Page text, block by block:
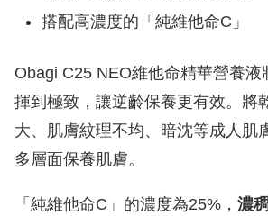
搭配高濃度的「純維他命C」
Obagi C25 NEO維他命精華營養液
揮到極致，讓逆齡保養更有效。將
大、肌膚紋理不均、暗沈等成人肌
多層面保養肌膚。
「純維他命C」的濃度為25%， 濃